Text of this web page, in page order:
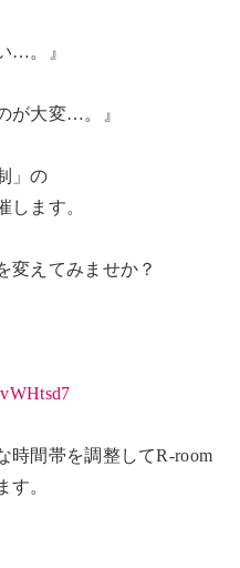
…。』
が大変…。』
」の
します。
変えてみませか？
間帯を調整してR-room
す。